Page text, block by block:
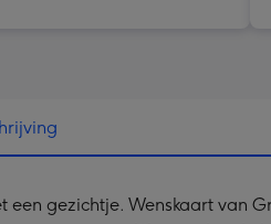
een gezichtje. Wenskaart van